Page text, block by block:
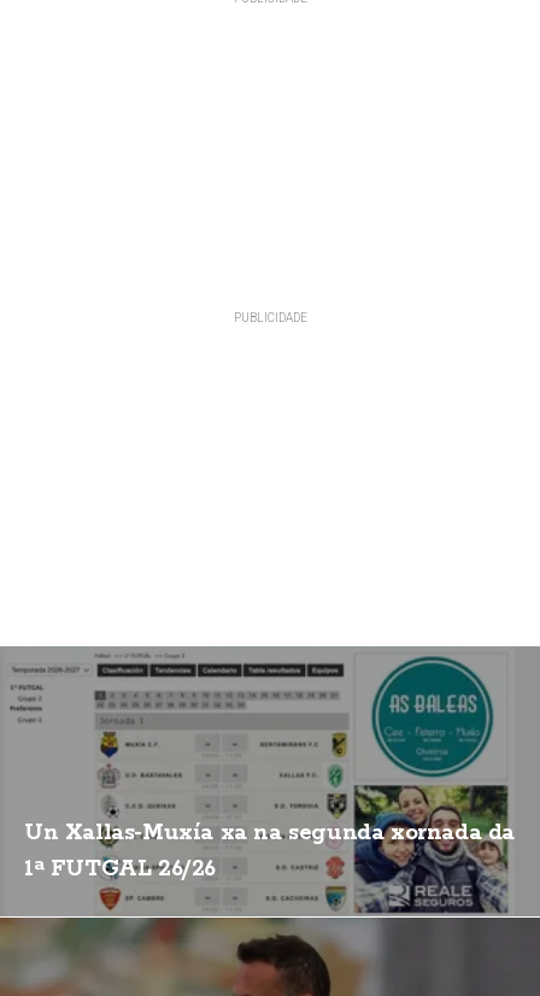
Un Xallas-Muxía xa na segunda xornada da
1ª FUTGAL 26/26